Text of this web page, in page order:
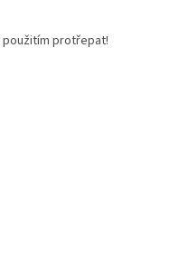
protřepat!